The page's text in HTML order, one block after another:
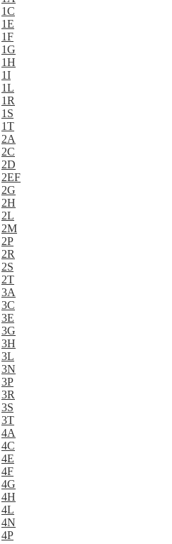
1C
1E
1F
1G
1H
1I
1L
1R
1S
1T
2A
2C
2D
2EF
2G
2H
2L
2M
2P
2R
2S
2T
3A
3C
3E
3G
3H
3L
3N
3P
3R
3S
3T
4A
4C
4E
4F
4G
4H
4L
4N
4P